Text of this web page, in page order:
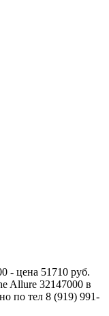
- цена 51710 руб.
Allure 32147000 в
по тел 8 (919) 991-